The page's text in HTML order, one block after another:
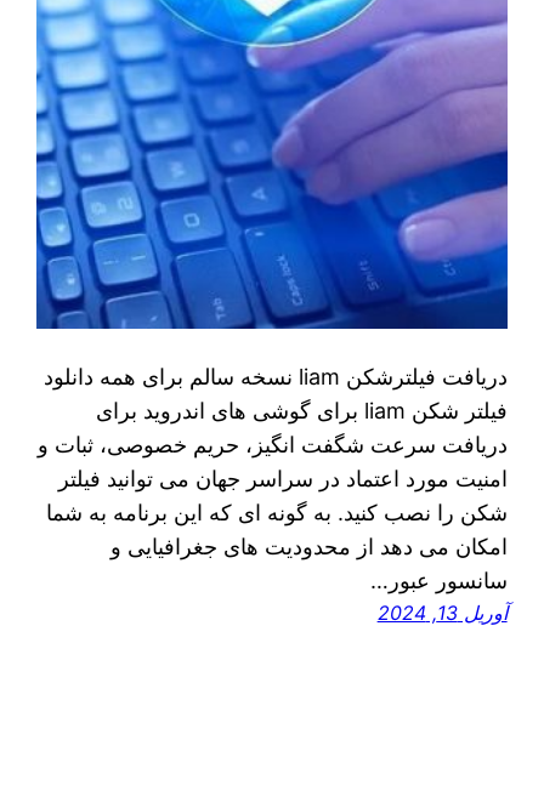
دريافت فیلترشکن liam نسخه سالم برای همه دانلود
فیلتر شکن liam برای گوشی های اندروید برای
دریافت سرعت شگفت انگیز، حریم خصوصی، ثبات و
امنیت مورد اعتماد در سراسر جهان می توانید فیلتر
شکن را نصب کنید. به گونه ای که این برنامه به شما
امکان می دهد از محدودیت های جغرافیایی و
سانسور عبور…
آوریل 13, 2024